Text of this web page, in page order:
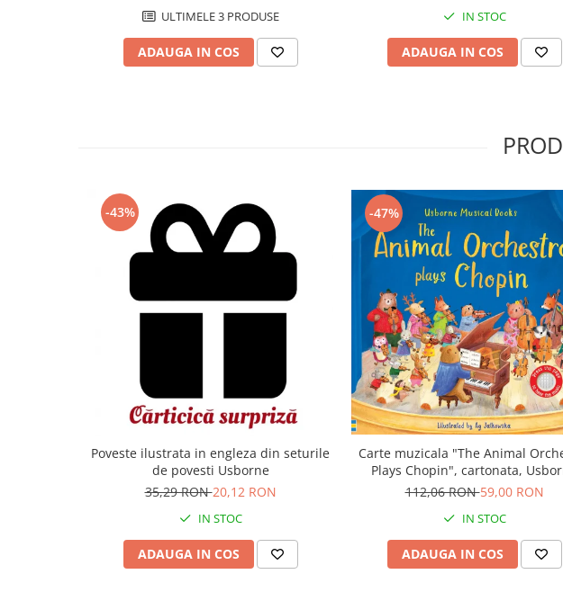
ULTIMELE 3 PRODUSE
ADAUGA IN COS
IN STOC
ADAUGA IN COS
-43%
Poveste ilustrata in engleza din seturile
de povesti Usborne
35,29 RON20,12 RON
IN STOC
ADAUGA IN COS
-47%
Carte muzicala "The Animal
Plays Chopin", cartonata,
112,06 RON59,00 RON
IN STOC
ADAUGA IN COS